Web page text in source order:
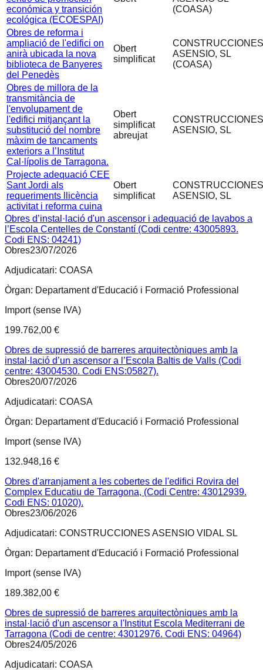
económica y transición
ecológica (ECOESPAI)
(COASA)
Obres de reforma i
ampliació de l'edifici on
anirà ubicada la nova
biblioteca de Banyeres
del Penedès
Obert
simplificat
CONSTRUCCIONES
ASENSIO, SL
(COASA)
Obres de millora de la
transmitància de
l'envolupament de
l'edifici mitjançant la
substitució del nombre
màxim de tancaments
exteriors a l’Institut
Cal·lípolis de Tarragona.
Obert
simplificat
abreujat
CONSTRUCCIONES
ASENSIO, SL
Projecte adequació CEE
Sant Jordi als
requeriments llicència
activitat i reforma cuina
Obert
simplificat
CONSTRUCCIONES
ASENSIO, SL
Obres d’instal·lació d'un ascensor i adequació de lavabos a
l’Escola Centelles de Constantí (Codi centre: 43005893.
Codi ENS: 04241)
Obres23/07/2026
Adjudicatari: COASA
Òrgan: Departament d'Educació i Formació Professional
Import (sense IVA)
199.762,00 €
Obres de supressió de barreres arquitectòniques amb la
instal·lació d’un ascensor a l’Escola Baltis de Valls (Codi
centre: 43004530. Codi ENS:05827).
Obres20/07/2026
Adjudicatari: COASA
Òrgan: Departament d'Educació i Formació Professional
Import (sense IVA)
132.948,16 €
Obres d'arranjament a les cobertes de l'edifici Rovira del
Complex Educatiu de Tarragona, (Codi Centre: 43012939.
Codi ENS: 01020).
Obres23/06/2026
Adjudicatari: CONSTRUCCIONES ASENSIO VIDAL SL
Òrgan: Departament d'Educació i Formació Professional
Import (sense IVA)
189.382,00 €
Obres de supressió de barreres arquitectòniques amb la
instal·lació d'un ascensor a l'Institut Escola Mediterrani de
Tarragona (Codi de centre: 43012976. Codi ENS: 04964)
Obres24/05/2026
Adjudicatari: COASA